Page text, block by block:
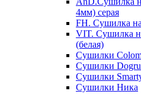
4мм) серая
FH. Сушилка
VIT. Сушилка
(белая)
Cушилки
Сушилки
Сушилки
Сушилки Ника